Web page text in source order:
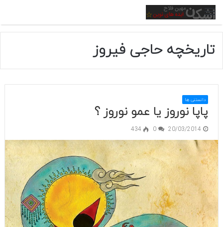
منو
تاریخچه حاجی فیروز
دانستنی ها
پاپا نوروز یا عمو نوروز ؟
20/03/2014
0
434